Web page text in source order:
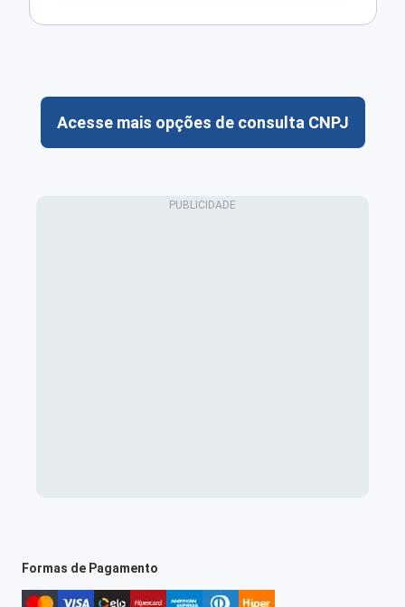
Acesse mais opções de consulta CNPJ
Formas de Pagamento